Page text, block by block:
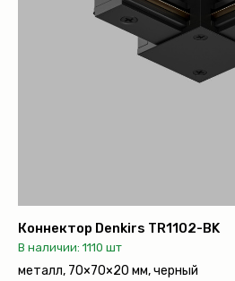
Коннектор Denkirs TR1102-BK
В наличии: 1110 шт
металл, 70×70×20 мм, черный